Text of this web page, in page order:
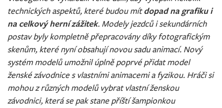
technických aspektů, které budou mítdopad na grafiku i
na celkový herní zážitek. Modely jezdců i sekundárních
postav byly kompletně přepracovány díky fotografickým
skenům, které nyní obsahují novou sadu animací. Nový
systém modelů umožnil úplně poprvé přidat model
ženské závodnice s vlastními animacemi a fyzikou. Hráči si
mohou z různých modelů vybrat vlastní ženskou
závodnici, která se pak stane příští šampionkou